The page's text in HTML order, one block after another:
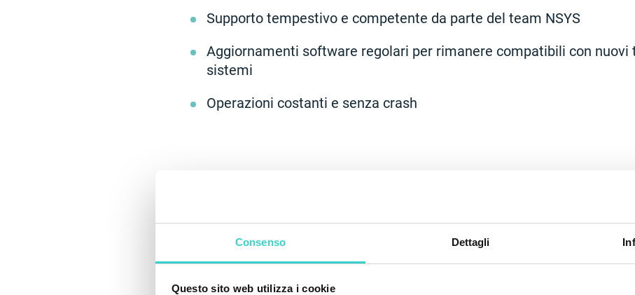
Consenso Dettagli
Questo sito web utilizza i cookie
Supporto tempestivo e competente da parte del team NSYS
Aggiornamenti software regolari per rimanere compatibili con nuovi
sistemi
Operazioni costanti e senza crash